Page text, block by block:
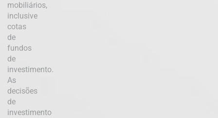
mobiliários,
inclusive
cotas
de
fundos
de
investimento.
As
decisões
de
investimento